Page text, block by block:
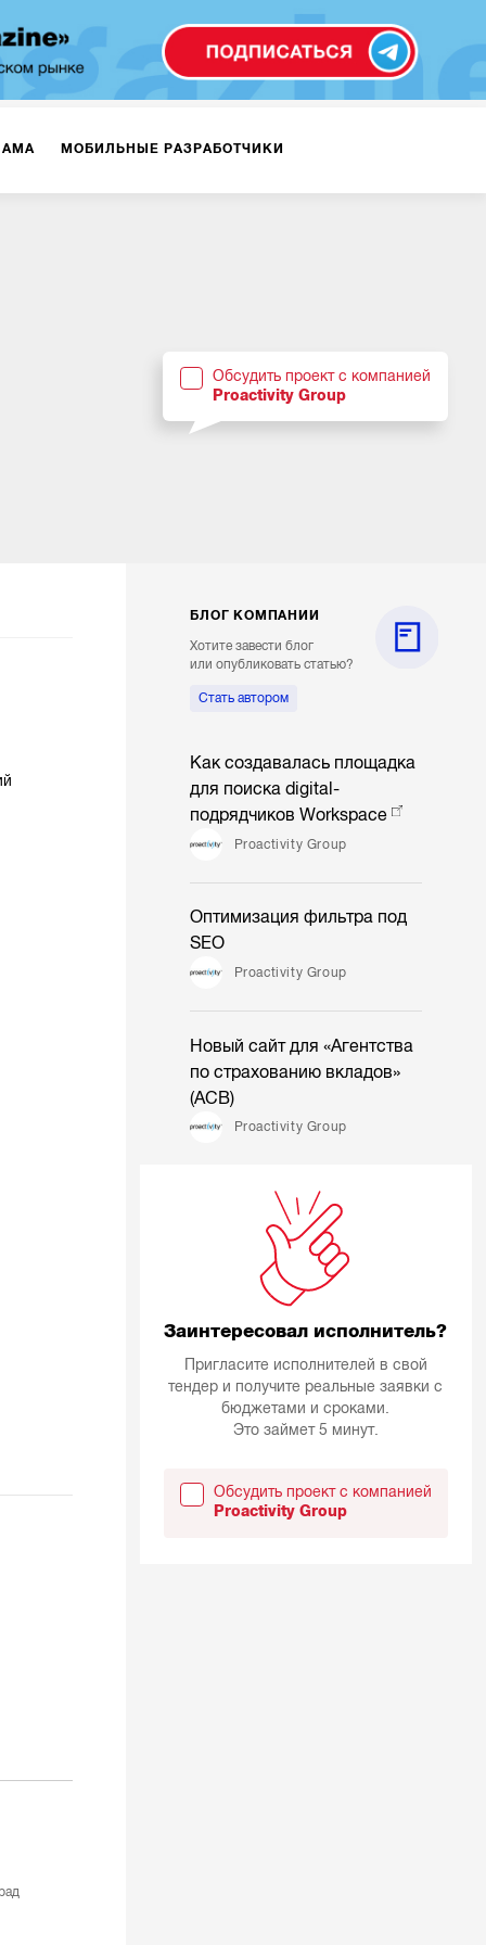
МОБИЛЬНЫЕ РАЗРАБОТЧИКИ
Обсудить проект с компанией
Proactivity Group
БЛОГ КОМПАНИИ
Хотите завести блог
или опубликовать статью?
Стать автором
Как создавалась площадка
для поиска digital-
подрядчиков Workspace
Proactivity Group
Оптимизация фильтра под
SEO
Proactivity Group
Новый сайт для «Агентства
по страхованию вкладов»
(АСВ)
Proactivity Group
Заинтересовал исполнитель?
Пригласите исполнителей в свой
тендер и получите реальные заявки с
бюджетами и сроками.
Это займет 5 минут.
Обсудить проект с компанией
Proactivity Group